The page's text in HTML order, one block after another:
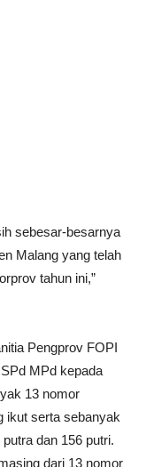
sebesar-besarnya
Malang yang telah
tahun ini,”
Pengprov FOPI
MPd kepada
13 nomor
ikut serta sebanyak
dan 156 putri.
dari 13 nomor